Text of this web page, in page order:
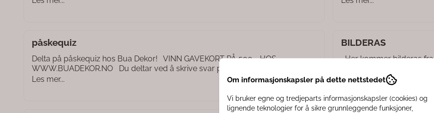
påskequiz
Delta på påskequiz hos Bua Dekor! VINN GAVEKORT PÅ 500,- HOS
WWW.BUADEKOR.NO Du deltar ved å skrive svar på følgende...
Les mer...
BILDERAS
Her kommer bilderas
lampe i samme serie.
Les mer...
Om informasjonskapsler på dette nettstedet
Vi bruker egne og tredjeparts informasjonskapsler (cookies) og
lignende teknologier for å sikre grunnleggende funksjoner,